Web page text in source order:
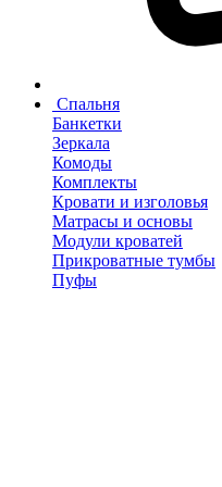
Спальня
Банкетки
Зеркала
Комоды
Комплекты
Кровати и изголовья
Матрасы и основы
Модули кроватей
Прикроватные тумбы
Пуфы